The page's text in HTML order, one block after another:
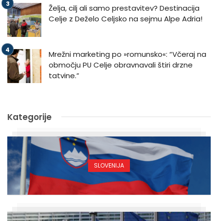
Želja, cilj ali samo prestavitev? Destinacija
Celje z Deželo Celjsko na sejmu Alpe Adria!
Mrežni marketing po »romunsko«: “Včeraj na
območju PU Celje obravnavali štiri drzne
tatvine.”
Kategorije
SLOVENIJA